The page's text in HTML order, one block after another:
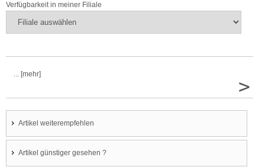
Verfügbarkeit in meiner Filiale
... [mehr]
>
Artikel weiterempfehlen
Artikel günstiger gesehen ?